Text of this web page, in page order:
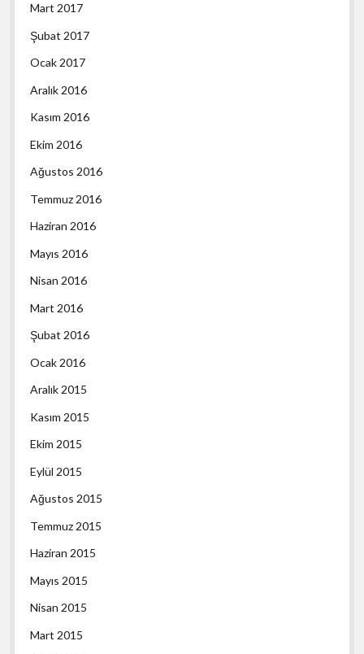
Mart 2017
Şubat 2017
Ocak 2017
Aralık 2016
Kasım 2016
Ekim 2016
Ağustos 2016
Temmuz 2016
Haziran 2016
Mayıs 2016
Nisan 2016
Mart 2016
Şubat 2016
Ocak 2016
Aralık 2015
Kasım 2015
Ekim 2015
Eylül 2015
Ağustos 2015
Temmuz 2015
Haziran 2015
Mayıs 2015
Nisan 2015
Mart 2015